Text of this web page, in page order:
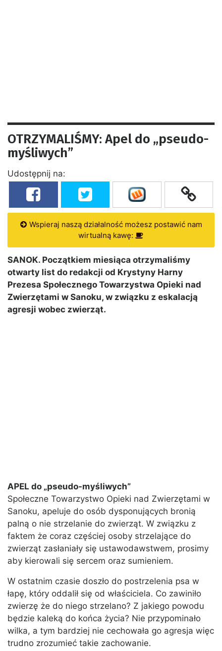
OTRZYMALIŚMY: Apel do „pseudo-
myśliwych”
Udostępnij na:
Wspieraj naszą działalność możesz postawić nam
wirtualną kawę:
SANOK. Początkiem miesiąca otrzymaliśmy
otwarty list do redakcji od Krystyny Harny
Prezesa Społecznego Towarzystwa Opieki nad
Zwierzętami w Sanoku, w związku z eskalacją
agresji wobec zwierząt.
APEL do „pseudo-myśliwych”
Społeczne Towarzystwo Opieki nad Zwierzętami w
Sanoku, apeluje do osób dysponujących bronią
palną o nie strzelanie do zwierząt. W związku z
faktem że coraz częściej osoby strzelające do
zwierząt zasłaniały się ustawodawstwem, prosimy
aby kierowali się sercem oraz sumieniem.
W ostatnim czasie doszło do postrzelenia psa w
łapę, który oddalił się od właściciela. Co zawiniło
zwierzę że do niego strzelano? Z jakiego powodu
będzie kaleką do końca życia? Nie przypominało
wilka, a tym bardziej nie cechowała go agresja więc
trudno zrozumieć takie zachowanie.